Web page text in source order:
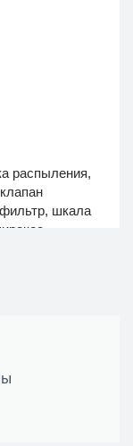
распыления,
шкала